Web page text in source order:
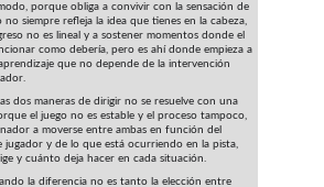
porque obliga a convivir con la sensación de
siempre refleja la idea que tienes en la cabeza,
no es lineal y a sostener momentos donde el
como debería, pero es ahí donde empieza a
que no depende de la intervención
dos maneras de dirigir no se resuelve con una
el juego no es estable y el proceso tampoco,
a moverse entre ambas en función del
jugador y de lo que está ocurriendo en la pista,
y cuánto deja hacer en cada situación.
la diferencia no es tanto la elección entre